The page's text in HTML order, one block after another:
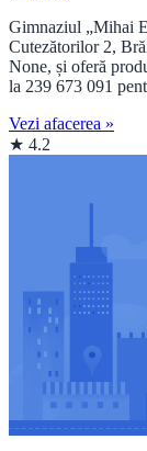
Gimnaziul „Mihai
Cutezătorilor 2,
None, și oferă
la 239 673 091
Vezi afacerea »
★ 4.2